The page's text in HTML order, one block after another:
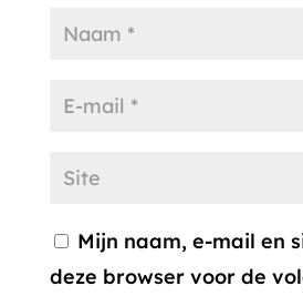
Mijn naam, e-mail en
deze browser voor de